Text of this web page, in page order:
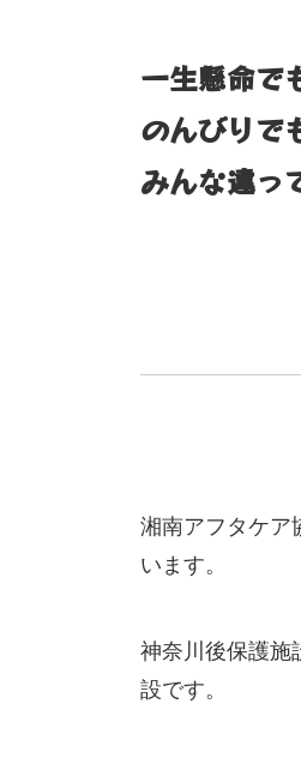
一生懸命で
のんびりで
みんな違っ
湘南アフタケア
います。
神奈川後保護施
設です。